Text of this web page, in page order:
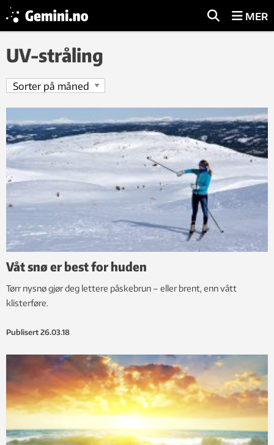
MER
UV-stråling
Våt snø er best for huden
Tørr nysnø gjør deg lettere påskebrun – eller brent, enn vått
klisterføre.
Publisert 26.03.18